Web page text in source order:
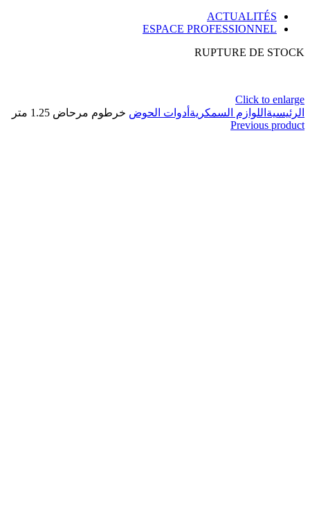
ACTUALITÉS
ESPACE PROFESSIONNEL
RUPTURE DE STOCK
Click to enlarge
الرئيسية اللوازم السمكرية أدوات الحوض خرطوم مرحاض 1.25 متر
Previous product